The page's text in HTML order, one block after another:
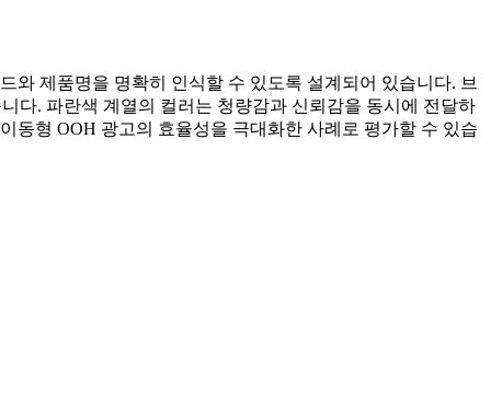
와 제품명을 명확히 인식할 수 있도록 설계되어 있습니다. 브
다. 파란색 계열의 컬러는 청량감과 신뢰감을 동시에 전달하
동형 OOH 광고의 효율성을 극대화한 사례로 평가할 수 있습